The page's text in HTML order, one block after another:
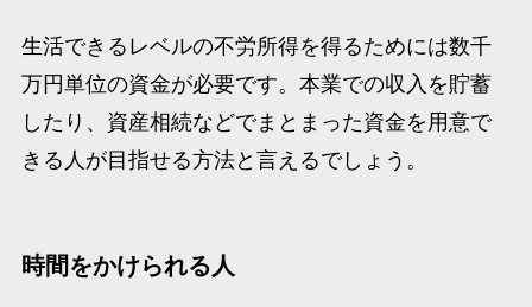
生活できるレベルの不労所得を得るためには数千
万円単位の資金が必要です。本業での収入を貯蓄
したり、資産相続などでまとまった資金を用意で
きる人が目指せる方法と言えるでしょう。
時間をかけられる人